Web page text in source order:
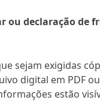
ou declaração de
sejam exigidas
digital em PDF
estão